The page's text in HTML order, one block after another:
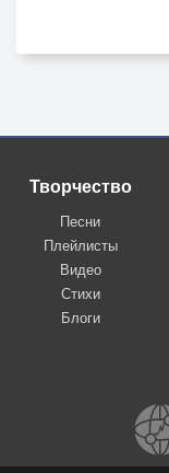
Творчество
Песни
Плейлисты
Видео
Стихи
Блоги